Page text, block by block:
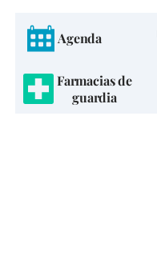
Agenda
Farmacias de
guardia